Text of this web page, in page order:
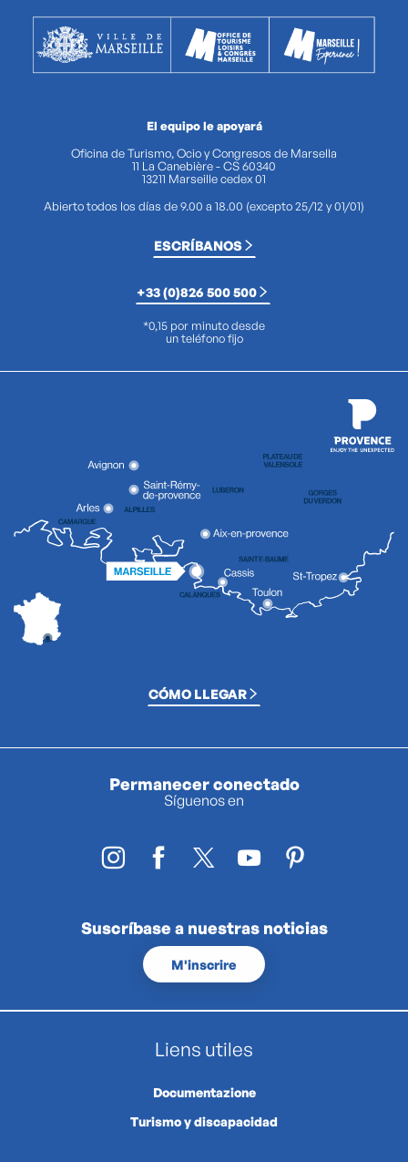
El equipo le apoyará
Oficina de Turismo, Ocio y Congresos de Marsella
11 La Canebière - CS 60340
13211 Marseille cedex 01
Abierto todos los días de 9.00 a 18.00 (excepto 25/12 y 01/01)
ESCRÍBANOS
+33 (0)826 500 500
*0,15 por minuto desde
un teléfono fijo
CÓMO LLEGAR
Permanecer conectado
Síguenos en
Suscríbase a nuestras noticias
M'inscrire
Liens utiles
Documentazione
Turismo y discapacidad